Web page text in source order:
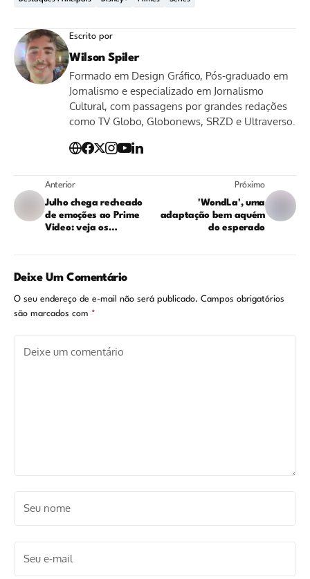
Escrito por
Wilson Spiler
Formado em Design Gráfico, Pós-graduado em
Jornalismo e especializado em Jornalismo
Cultural, com passagens por grandes redações
como TV Globo, Globonews, SRZD e Ultraverso.
Anterior
Julho chega recheado
de emoções ao Prime
Video: veja os
Próximo
'WondLa', uma
adaptação bem aquém
do esperado
Deixe Um Comentário
O seu endereço de e-mail não será publicado. Campos obrigatórios
são marcados com *